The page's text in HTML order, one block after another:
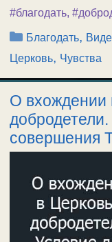
#благодать,
Рубрики
Благодать,
Церковь, Чувства
О вхождении
совершения